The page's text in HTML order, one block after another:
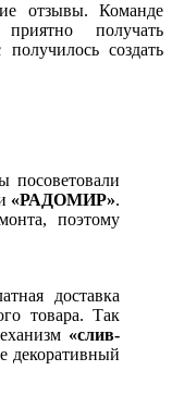
отзывы. Команде
получать
создать
посоветовали
«РАДОМИР».
поэтому
доставка
товара. Так
«слив-
декоративный